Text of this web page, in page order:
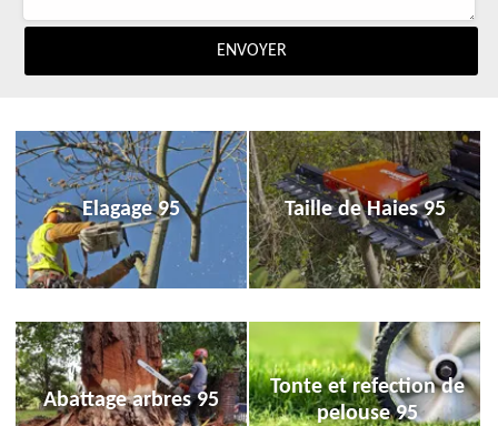
Elagage 95 Taille de Haies 95
Abattage arbres 95
Tonte et refection de
pelouse 95